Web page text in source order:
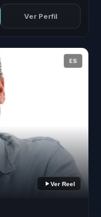
Ver Perfil
ES
Ver Reel